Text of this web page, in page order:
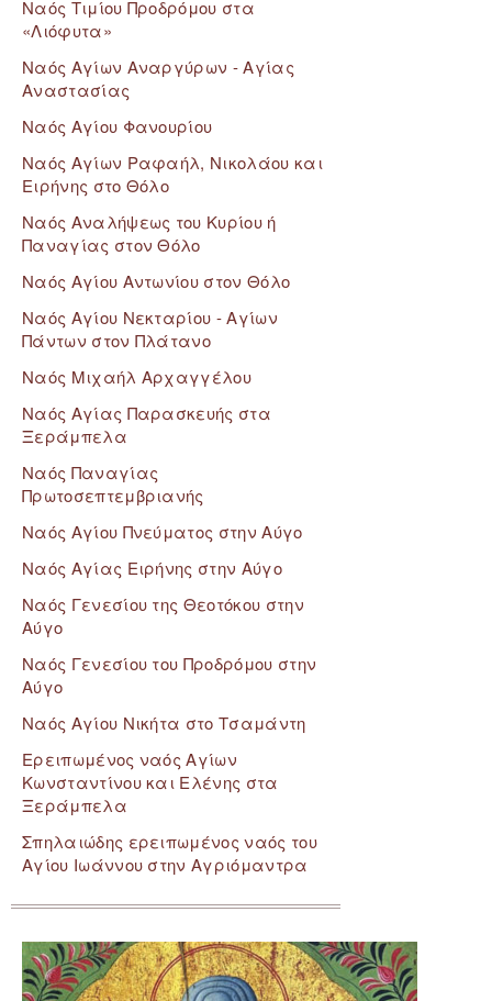
Ναός Τιμίου Προδρόμου στα
«Λιόφυτα»
Ναός Αγίων Αναργύρων - Αγίας
Αναστασίας
Ναός Αγίου Φανουρίου
Ναός Αγίων Ραφαήλ, Νικολάου και
Ειρήνης στο Θόλο
Ναός Αναλήψεως του Κυρίου ή
Παναγίας στον Θόλο
Ναός Αγίου Αντωνίου στον Θόλο
Ναός Αγίου Νεκταρίου - Αγίων
Πάντων στον Πλάτανο
Ναός Μιχαήλ Αρχαγγέλου
Ναός Αγίας Παρασκευής στα
Ξεράμπελα
Ναός Παναγίας
Πρωτοσεπτεμβριανής
Ναός Αγίου Πνεύματος στην Αύγο
Ναός Αγίας Ειρήνης στην Αύγο
Ναός Γενεσίου της Θεοτόκου στην
Αύγο
Ναός Γενεσίου του Προδρόμου στην
Αύγο
Ναός Αγίου Νικήτα στο Τσαμάντη
Ερειπωμένος ναός Αγίων
Κωνσταντίνου και Ελένης στα
Ξεράμπελα
Σπηλαιώδης ερειπωμένος ναός του
Αγίου Ιωάννου στην Αγριόμαντρα